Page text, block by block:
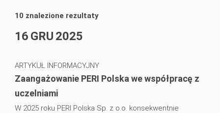
10 znalezione rezultaty
16 GRU 2025
ARTYKUŁ INFORMACYJNY
Zaangażowanie PERI Polska we współpracę z
uczelniami
W 2025 roku PERI Polska Sp. z o.o. konsekwentnie